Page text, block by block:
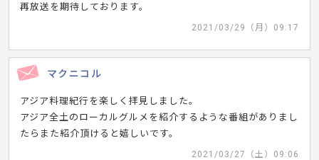
再放送を期待しております。
2021/03/29（月）09:17
マクニコル
アジア料理紀行を楽しく拝見しました。
アジア全土のローカルグルメを紹介するような番組がありまし
たらまた紹介頂けると嬉しいです。
2021/03/27（土）09:06